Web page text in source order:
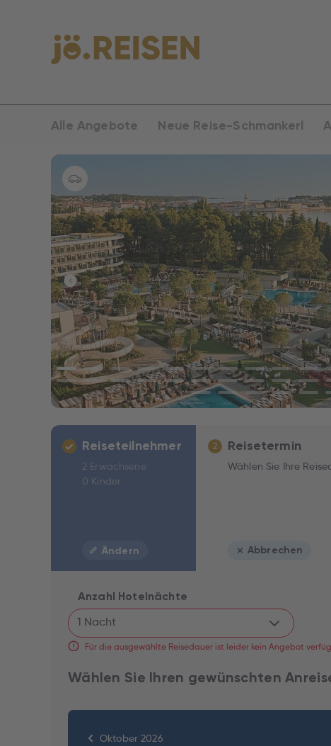
Alle Angebote Neue Reise-Schmankerl
Reiseteilnehmer
2 Erwachsene
0 Kinder
Ändern
2 Reisetermin
Wählen Sie Ihre
Abbrechen
Anzahl Hotelnächte
1 Nacht
Für die ausgewählte Reisedauer ist leider kein Angebot
Wählen Sie Ihren gewünschten
Oktober 2026